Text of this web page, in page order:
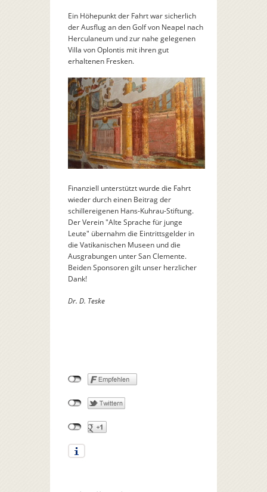
Ein Höhepunkt der Fahrt war sicherlich
der Ausflug an den Golf von Neapel nach
Herculaneum und zur nahe gelegenen
Villa von Oplontis mit ihren gut
erhaltenen Fresken.
Finanziell unterstützt wurde die Fahrt
wieder durch einen Beitrag der
schillereigenen Hans-Kuhrau-Stiftung.
Der Verein "Alte Sprache für junge
Leute" übernahm die Eintrittsgelder in
die Vatikanischen Museen und die
Ausgrabungen unter San Clemente.
Beiden Sponsoren gilt unser herzlicher
Dank!
Dr. D. Teske